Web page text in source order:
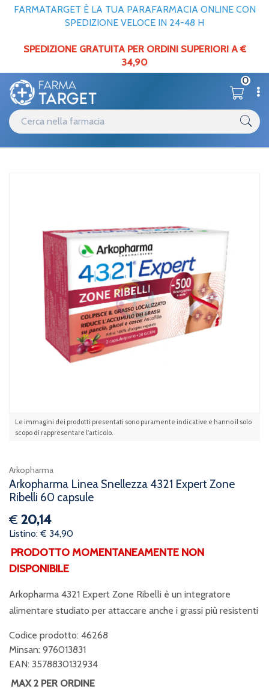
FARMATARGET È LA TUA PARAFARMACIA ONLINE CON
SPEDIZIONE VELOCE IN 24-48 H
SPEDIZIONE GRATUITA PER ORDINI SUPERIORI A €
34,90
0
Le immagini dei prodotti presentati sono puramente indicative e hanno il solo
scopo di rappresentare l'articolo.
Arkopharma
Arkopharma Linea Snellezza 4321 Expert Zone
Ribelli 60 capsule
€ 20,14
Listino: € 34,90
PRODOTTO MOMENTANEAMENTE NON
DISPONIBILE
Arkopharma 4321 Expert Zone Ribelli è un integratore
alimentare studiato per attaccare anche i grassi più resistenti
Codice prodotto: 46268
Minsan: 976013831
EAN: 3578830132934
MAX 2 PER ORDINE